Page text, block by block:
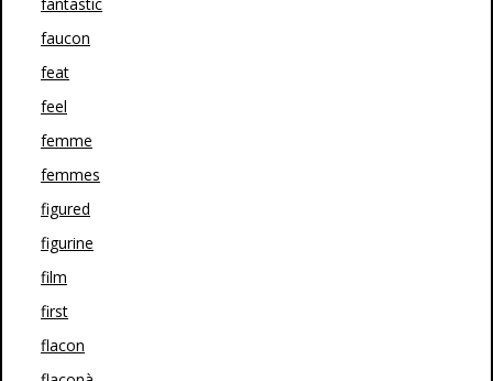
faucon
feat
feel
femme
femmes
figured
figurine
film
first
flacon